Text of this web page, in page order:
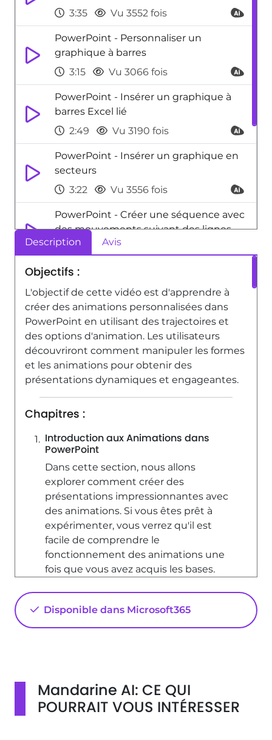
3:35
Vu 3552 fois
PowerPoint - Personnaliser un
graphique à barres
3:15
Vu 3066 fois
PowerPoint - Insérer un graphique à
barres Excel lié
2:49
Vu 3190 fois
PowerPoint - Insérer un graphique en
secteurs
3:22
Vu 3556 fois
PowerPoint - Créer une séquence avec
des mouvements suivant des lignes
7:15
Vu 4292 fois
PowerPoint - Déclencher un effet
d'animation
3:01
Vu 6413 fois
PowerPoint - Animer des diagrammes
et des graphiques SmartArt
3:28
Vu 6580 fois
Description Avis
Objectifs :
L'objectif de cette vidéo est d'apprendre à
créer des animations personnalisées dans
PowerPoint en utilisant des trajectoires et
des options d'animation. Les utilisateurs
découvriront comment manipuler les formes
et les animations pour obtenir des
présentations dynamiques et engageantes.
Chapitres :
Introduction aux Animations dans
PowerPoint
Dans cette section, nous allons
explorer comment créer des
présentations impressionnantes avec
des animations. Si vous êtes prêt à
expérimenter, vous verrez qu'il est
facile de comprendre le
fonctionnement des animations une
fois que vous avez acquis les bases.
Création de Trajectoires
Pour commencer, cliquez sur la forme
que vous souhaitez animer. En
séquence de l'animation. Cependant,
pour contrôler le point de départ et la
trajectoire, vous devez utiliser les
Disponible dans Microsoft365
Mandarine AI: CE QUI
POURRAIT VOUS INTÉRESSER